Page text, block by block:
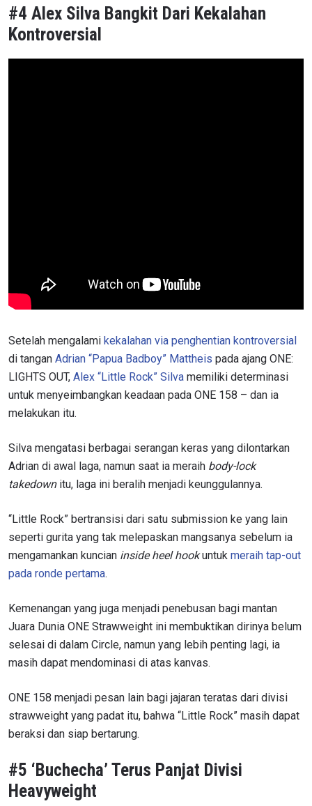
#4 Alex Silva Bangkit Dari Kekalahan
Kontroversial
Setelah mengalami kekalahan via penghentian kontroversial
di tangan Adrian “Papua Badboy” Mattheis pada ajang ONE:
LIGHTS OUT, Alex “Little Rock” Silva memiliki determinasi
untuk menyeimbangkan keadaan pada ONE 158 – dan ia
melakukan itu.
Silva mengatasi berbagai serangan keras yang dilontarkan
Adrian di awal laga, namun saat ia meraih body-lock
takedownitu, laga ini beralih menjadi keunggulannya.
“Little Rock” bertransisi dari satu submission ke yang lain
seperti gurita yang tak melepaskan mangsanya sebelum ia
mengamankan kuncian inside heel hookuntuk meraih tap-out
pada ronde pertama.
Kemenangan yang juga menjadi penebusan bagi mantan
Juara Dunia ONE Strawweight ini membuktikan dirinya belum
selesai di dalam Circle, namun yang lebih penting lagi, ia
masih dapat mendominasi di atas kanvas.
ONE 158 menjadi pesan lain bagi jajaran teratas dari divisi
strawweight yang padat itu, bahwa “Little Rock” masih dapat
beraksi dan siap bertarung.
#5 ‘Buchecha’ Terus Panjat Divisi
Heavyweight